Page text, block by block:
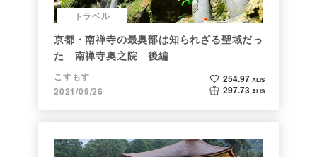
トラベル
京都・南禅寺の最奥部は知られざる聖域だっ
た 南禅寺奥之院 後編
こすもす
2021/09/26
254.97 ALIS
297.73 ALIS